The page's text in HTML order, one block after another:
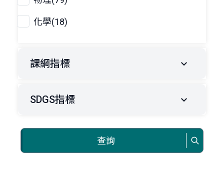
化學(18)
課綱指標
SDGS指標
查詢